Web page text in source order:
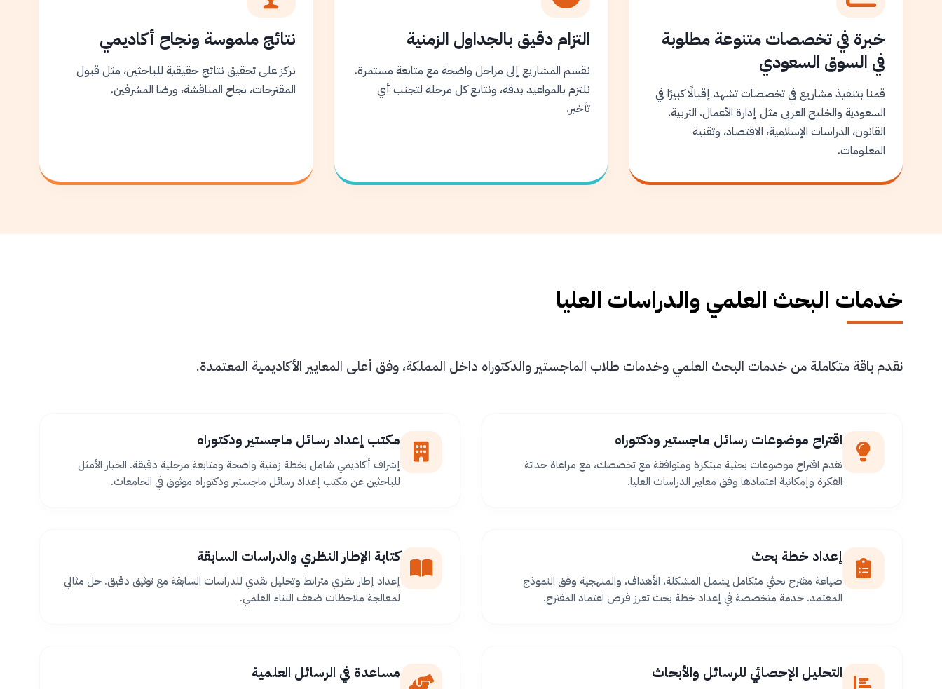
خبرة في تخصصات متنوعة مطلوبة
في السوق السعودي
قمنا بتنفيذ مشاريع في تخصصات تشهد إقبالًا كبيرًا في
السعودية والخليج العربي مثل إدارة الأعمال، التربية،
القانون، الدراسات الإسلامية، الاقتصاد، وتقنية
المعلومات.
التزام دقيق بالجداول الزمنية
نقسم المشاريع إلى مراحل واضحة مع متابعة مستمرة.
نلتزم بالمواعيد بدقة، ونتابع كل مرحلة لتجنب أي
تأخير.
نتائج ملموسة ونجاح أكاديمي
نركز على تحقيق نتائج حقيقية للباحثين، مثل قبول
المقترحات، نجاح المناقشة، ورضا المشرفين.
خدمات البحث العلمي والدراسات العليا
نقدم باقة متكاملة من خدمات البحث العلمي وخدمات طلاب الماجستير والدكتوراه داخل المملكة، وفق أعلى المعايير الأكاديمية المعتمدة.
اقتراح موضوعات رسائل ماجستير ودكتوراه
نقدم اقتراح موضوعات بحثية مبتكرة ومتوافقة مع تخصصك، مع مراعاة حداثة
الفكرة وإمكانية اعتمادها وفق معايير الدراسات العليا.
مكتب إعداد رسائل ماجستير ودكتوراه
إشراف أكاديمي شامل بخطة زمنية واضحة ومتابعة مرحلية دقيقة. الخيار الأمثل
للباحثين عن مكتب إعداد رسائل ماجستير ودكتوراه موثوق في الجامعات.
إعداد خطة بحث
صياغة مقترح بحثي متكامل يشمل المشكلة، الأهداف، والمنهجية وفق النموذج
المعتمد. خدمة متخصصة في إعداد خطة بحث تعزز فرص اعتماد المقترح.
كتابة الإطار النظري والدراسات السابقة
إعداد إطار نظري مترابط وتحليل نقدي للدراسات السابقة مع توثيق دقيق. حل مثالي
لمعالجة ملاحظات ضعف البناء العلمي.
التحليل الإحصائي للرسائل والأبحاث مساعدة في الرسائل العلمية